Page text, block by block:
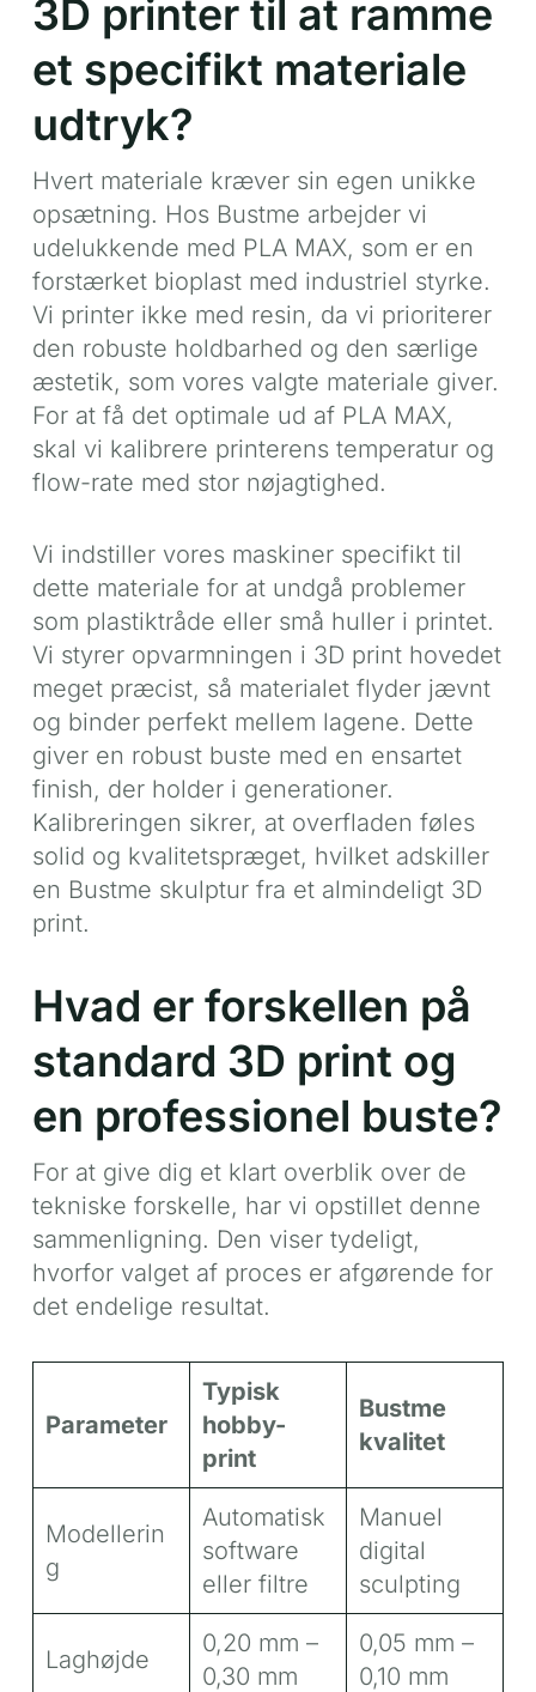
3D printer til at ramme
et specifikt materiale
udtryk?
Hvert materiale kræver sin egen unikke
opsætning. Hos Bustme arbejder vi
udelukkende med PLA MAX, som er en
forstærket bioplast med industriel styrke.
Vi printer ikke med resin, da vi prioriterer
den robuste holdbarhed og den særlige
æstetik, som vores valgte materiale giver.
For at få det optimale ud af PLA MAX,
skal vi kalibrere printerens temperatur og
flow-rate med stor nøjagtighed.
Vi indstiller vores maskiner specifikt til
dette materiale for at undgå problemer
som plastiktråde eller små huller i printet.
Vi styrer opvarmningen i 3D print hovedet
meget præcist, så materialet flyder jævnt
og binder perfekt mellem lagene. Dette
giver en robust buste med en ensartet
finish, der holder i generationer.
Kalibreringen sikrer, at overfladen føles
solid og kvalitetspræget, hvilket adskiller
en Bustme skulptur fra et almindeligt 3D
print.
Hvad er forskellen på
standard 3D print og
en professionel buste?
For at give dig et klart overblik over de
tekniske forskelle, har vi opstillet denne
sammenligning. Den viser tydeligt,
hvorfor valget af proces er afgørende for
det endelige resultat.
Parameter
Typisk
hobby-
print
Bustme
kvalitet
Modellerin
g
Automatisk
software
eller filtre
Manuel
digital
sculpting
Laghøjde
0,20 mm –
0,30 mm
0,05 mm –
0,10 mm